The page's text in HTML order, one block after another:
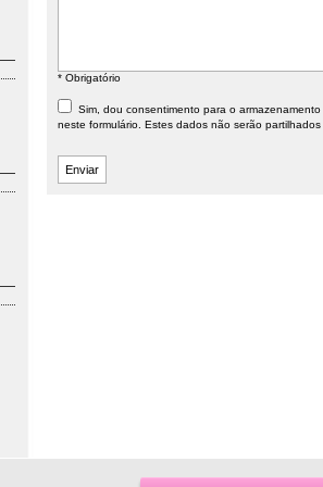
* Obrigatório
Sim, dou consentimento para o
neste formulário. Estes dados não serão